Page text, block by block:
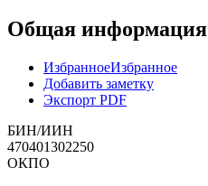
Общая информация
ИзбранноеИзбранное
Добавить заметку
Экспорт PDF
БИН/ИИН
470401302250
ОКПО